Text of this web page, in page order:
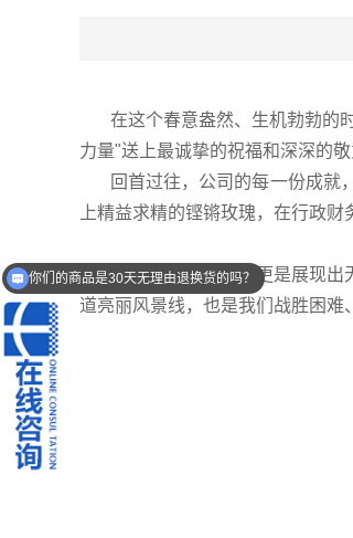
在这个春意盎然、生机勃勃的
力量"送上最诚挚的祝福和深深的敬
回首过往，公司的每一份成
上精益求精的铿锵玫瑰，在行政
在工作挑战面前，你们更是展现
道亮丽风景线，也是我们战胜困难
你们的商品是30天无理由退换货的吗？